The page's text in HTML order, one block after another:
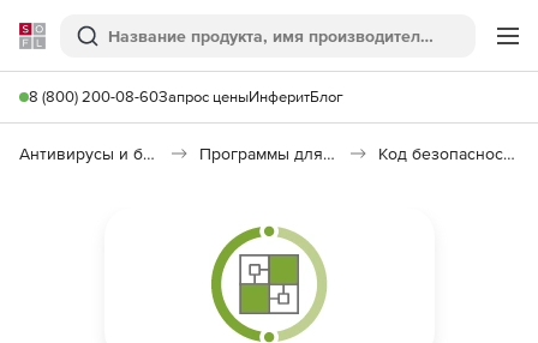
Softline
Поиск
8 (800) 200-08-60Запрос ценыИнферитБлог
Антивирусы и безопасность Программы для защиты информации Код безопасности: АПКШ «Континент»